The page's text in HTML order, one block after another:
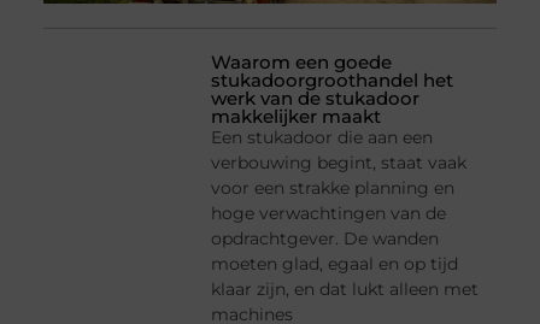
Waarom een goede
stukadoorgroothandel het
werk van de stukadoor
makkelijker maakt
Een stukadoor die aan een
verbouwing begint, staat vaak
voor een strakke planning en
hoge verwachtingen van de
opdrachtgever. De wanden
moeten glad, egaal en op tijd
klaar zijn, en dat lukt alleen met
machines